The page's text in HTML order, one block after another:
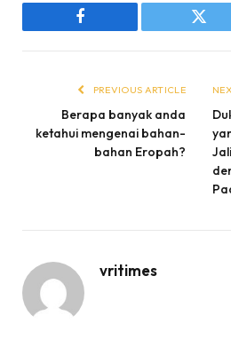
Facebook
PREVIOUS ARTICLE
Berapa banyak anda
ketahui mengenai bahan-
bahan Eropah?
vritimes